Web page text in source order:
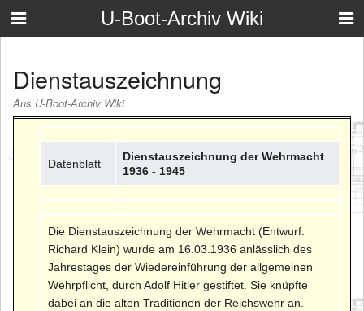
U-Boot-Archiv Wiki
Dienstauszeichnung
Aus U-Boot-Archiv Wiki
Datenblatt
Dienstauszeichnung der Wehrmacht
1936 - 1945
Die Dienstauszeichnung der Wehrmacht (Entwurf:
Richard Klein) wurde am 16.03.1936 anlässlich des
Jahrestages der Wiedereinführung der allgemeinen
Wehrpflicht, durch Adolf Hitler gestiftet. Sie knüpfte
dabei an die alten Traditionen der Reichswehr an.